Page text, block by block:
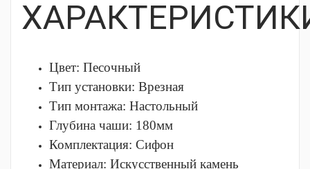
Цвет: Песочный
Тип установки: Врезная
Тип монтажа: Настольный
Глубина чаши: 180мм
Комплектация: Сифон
Материал: Искусственный камень